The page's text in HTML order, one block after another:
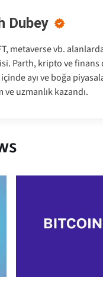
Dubey
metaverse vb.
Parth, kripto ve finans
içinde ayı ve boğa
ve uzmanlık kazandı.